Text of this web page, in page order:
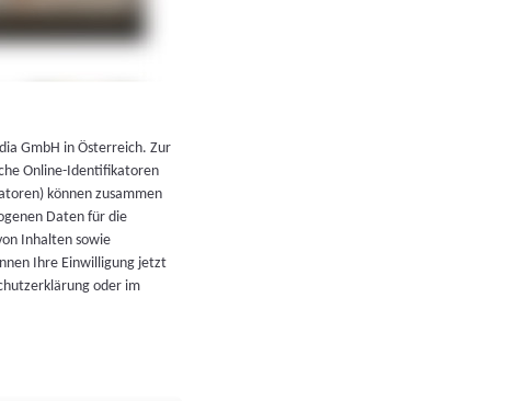
GmbH in Österreich. Zur
Online-Identifikatoren
können zusammen
Daten für die
Inhalten sowie
Ihre Einwilligung jetzt
oder im